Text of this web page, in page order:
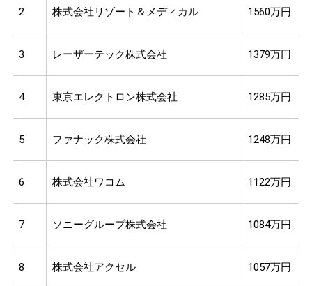
2 株式会社リゾート＆メディカル 1560万円
3 レーザーテック株式会社 1379万円
4 東京エレクトロン株式会社 1285万円
5 ファナック株式会社 1248万円
6 株式会社ワコム 1122万円
7 ソニーグループ株式会社 1084万円
8 株式会社アクセル 1057万円